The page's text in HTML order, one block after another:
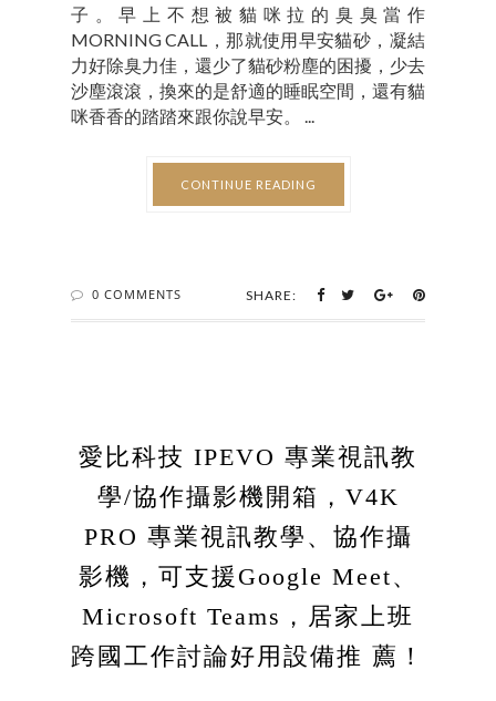
子。早上不想被貓咪拉的臭臭當作
MORNING CALL，那就使用早安貓砂，凝結
力好除臭力佳，還少了貓砂粉塵的困擾，少去
沙塵滾滾，換來的是舒適的睡眠空間，還有貓
咪香香的踏踏來跟你說早安。 ...
CONTINUE READING
0 COMMENTS SHARE:
愛比科技 IPEVO 專業視訊教
學/協作攝影機開箱，V4K
PRO 專業視訊教學、協作攝
影機，可支援Google Meet、
Microsoft Teams，居家上班
跨國工作討論好用設備推 薦！